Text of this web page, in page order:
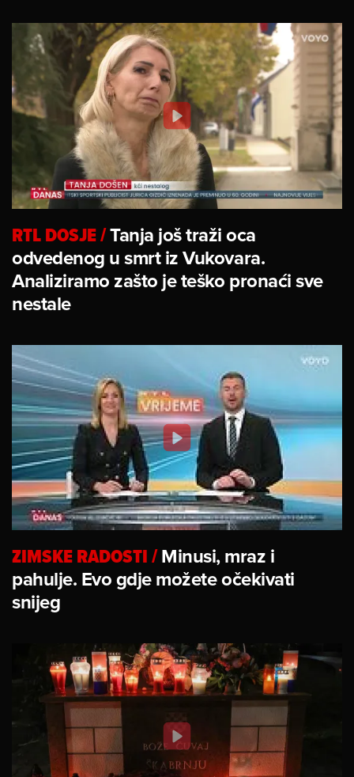
RTL DOSJE/Tanja još traži oca
odvedenog u smrt iz Vukovara.
Analiziramo zašto je teško pronaći sve
nestale
ZIMSKE RADOSTI/Minusi, mraz i
pahulje. Evo gdje možete očekivati
snijeg